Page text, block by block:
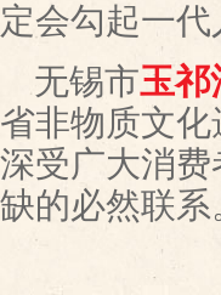
定会勾起一
无锡市玉祁
省非物质文
深受广大消
缺的必然联系